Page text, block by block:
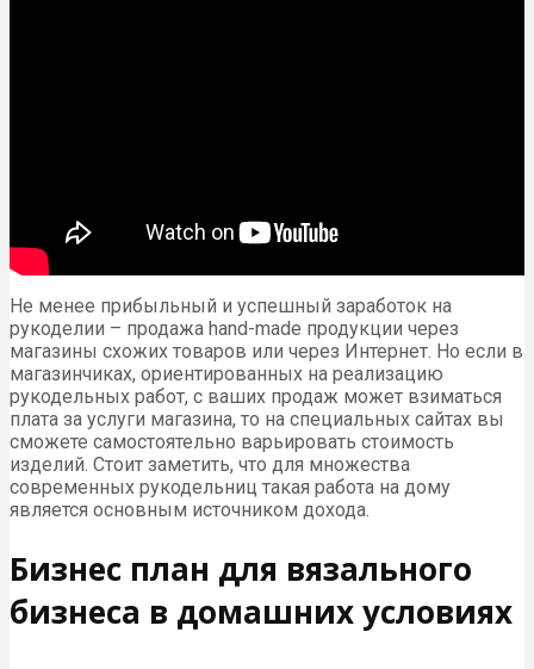
Не менее прибыльный и успешный заработок на
рукоделии – продажа hand-made продукции через
магазины схожих товаров или через Интернет. Но если в
магазинчиках, ориентированных на реализацию
рукодельных работ, с ваших продаж может взиматься
плата за услуги магазина, то на специальных сайтах вы
сможете самостоятельно варьировать стоимость
изделий. Стоит заметить, что для множества
современных рукодельниц такая работа на дому
является основным источником дохода.
Бизнес план для вязального
бизнеса в домашних условиях